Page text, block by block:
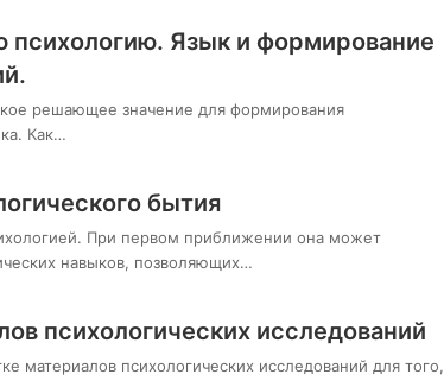
Язык и формирование
решающее значение для формирования
Как…
бытия
При первом приближении она может
навыков, позволяющих…
психологических исследований
материалов психологических исследований для того,